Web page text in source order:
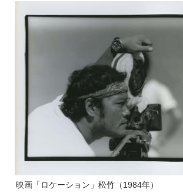
映画「ロケーション」松竹（1984年）